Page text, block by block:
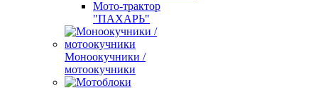
Мото-трактор
"ПАХАРЬ"
Моноокучники /
мотоокучники